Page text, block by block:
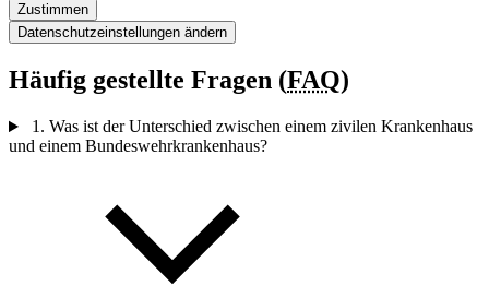
Zustimmen
Datenschutzeinstellungen ändern
Häufig gestellte Fragen (FAQ)
1. Was ist der Unterschied zwischen einem zivilen Krankenhaus
und einem Bundeswehrkrankenhaus?